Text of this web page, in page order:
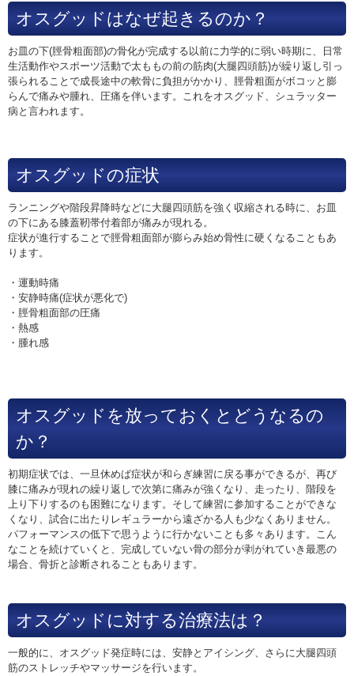
オスグッドはなぜ起きるのか？
お皿の下(脛骨粗面部)の骨化が完成する以前に力学的に弱い時期に、日常
生活動作やスポーツ活動で太ももの前の筋肉(大腿四頭筋)が繰り返し引っ
張られることで成長途中の軟骨に負担がかかり、脛骨粗面がボコッと膨
らんで痛みや腫れ、圧痛を伴います。これをオスグッド、シュラッター
病と言われます。
オスグッドの症状
ランニングや階段昇降時などに大腿四頭筋を強く収縮される時に、お皿
の下にある膝蓋靭帯付着部が痛みが現れる。
症状が進行することで脛骨粗面部が膨らみ始め骨性に硬くなることもあ
ります。
・運動時痛
・安静時痛(症状が悪化で)
・脛骨粗面部の圧痛
・熱感
・腫れ感
オスグッドを放っておくとどうなるの
か？
初期症状では、一旦休めば症状が和らぎ練習に戻る事ができるが、再び
膝に痛みが現れの繰り返しで次第に痛みが強くなり、走ったり、階段を
上り下りするのも困難になります。そして練習に参加することができな
くなり、試合に出たりレギュラーから遠ざかる人も少なくありません。
パフォーマンスの低下で思うように行かないことも多々あります。こん
なことを続けていくと、完成していない骨の部分が剥がれていき最悪の
場合、骨折と診断されることもあります。
オスグッドに対する治療法は？
一般的に、オスグッド発症時には、安静とアイシング、さらに大腿四頭
筋のストレッチやマッサージを行います。